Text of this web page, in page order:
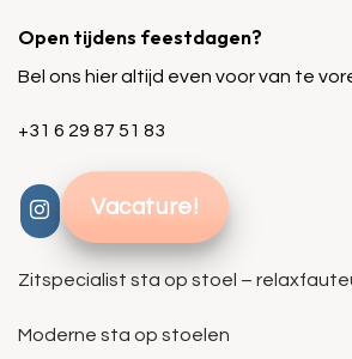
Open tijdens feestdagen?
Bel ons hier altijd even voor van te
+31 6 29 87 51 83
Vacature!
Zitspecialist sta op stoel –
Moderne sta op stoelen